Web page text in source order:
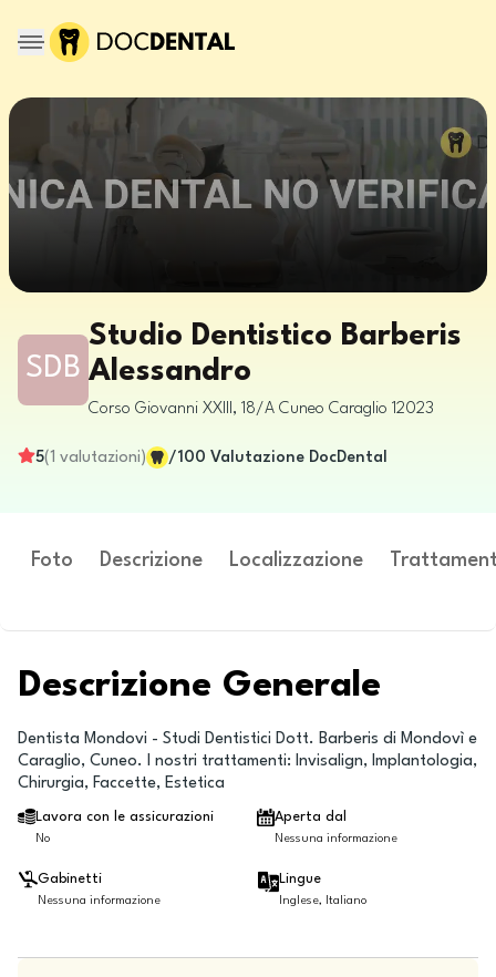
SDB
Studio Dentistico Barberis
Alessandro
Corso Giovanni XXIII, 18/A Cuneo Caraglio 12023
5(1 valutazioni) /100 Valutazione DocDental
Foto Descrizione Localizzazione
Descrizione Generale
Dentista Mondovi - Studi Dentistici Dott. Barberis di Mondovì e
Caraglio, Cuneo. I nostri trattamenti: Invisalign, Implantologia,
Chirurgia, Faccette, Estetica
Lavora con le assicurazioni
No
Aperta dal
Nessuna informazione
Gabinetti
Nessuna informazione
Lingue
Inglese, Italiano